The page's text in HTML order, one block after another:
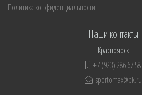
Политика конфиденциальности
Наши контакты
Красноярск
+7 (923) 286 67 58
sportomax@bk.ru